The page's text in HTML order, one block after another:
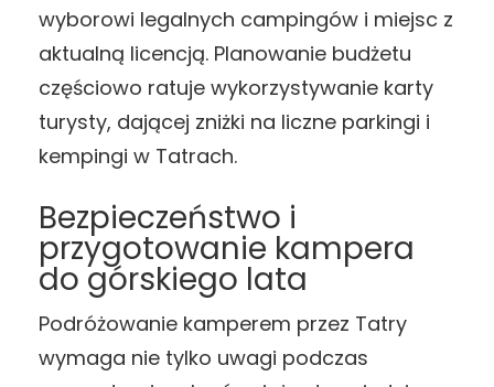
wyborowi legalnych campingów i miejsc z
aktualną licencją. Planowanie budżetu
częściowo ratuje wykorzystywanie karty
turysty, dającej zniżki na liczne parkingi i
kempingi w Tatrach.
Bezpieczeństwo i
przygotowanie kampera
do górskiego lata
Podróżowanie kamperem przez Tatry
wymaga nie tylko uwagi podczas